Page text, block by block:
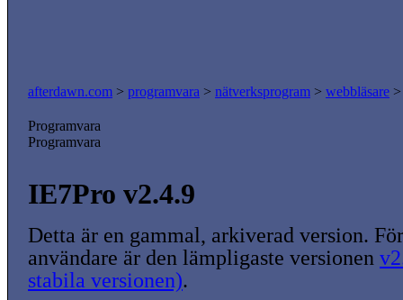
afterdawn.com > programvara > nätverksprogram > webbläsare
Programvara
Programvara
IE7Pro v2.4.9
Detta är en gammal, arkiverad version.
användare är den lämpligaste versionen
stabila versionen).